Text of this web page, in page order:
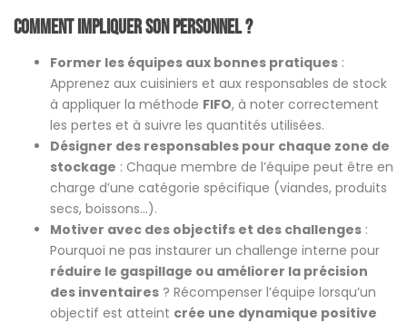
Comment impliquer son personnel ?
Former les équipes aux bonnes pratiques :
Apprenez aux cuisiniers et aux responsables de stock
à appliquer la méthode FIFO, à noter correctement
les pertes et à suivre les quantités utilisées.
Désigner des responsables pour chaque zone de
stockage : Chaque membre de l’équipe peut être en
charge d’une catégorie spécifique (viandes, produits
secs, boissons…).
Motiver avec des objectifs et des challenges :
Pourquoi ne pas instaurer un challenge interne pour
réduire le gaspillage ou améliorer la précision
des inventaires ? Récompenser l’équipe lorsqu’un
objectif est atteint crée une dynamique positive